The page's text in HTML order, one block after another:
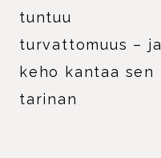
tuntuu
turvattomuus – ja
keho kantaa sen
tarinan